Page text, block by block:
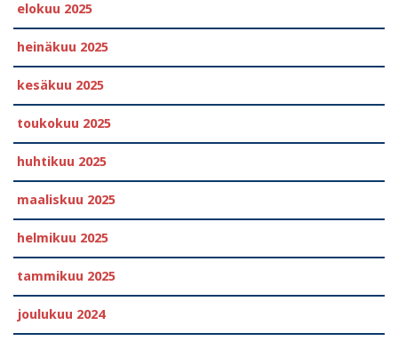
elokuu 2025
heinäkuu 2025
kesäkuu 2025
toukokuu 2025
huhtikuu 2025
maaliskuu 2025
helmikuu 2025
tammikuu 2025
joulukuu 2024